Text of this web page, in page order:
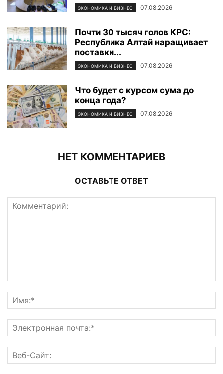
ЭКОНОМИКА И БИЗНЕС 07.08.2026
Почти 30 тысяч голов КРС:
Республика Алтай наращивает
поставки...
ЭКОНОМИКА И БИЗНЕС 07.08.2026
Что будет с курсом сума до
конца года?
ЭКОНОМИКА И БИЗНЕС 07.08.2026
НЕТ КОММЕНТАРИЕВ
ОСТАВЬТЕ ОТВЕТ